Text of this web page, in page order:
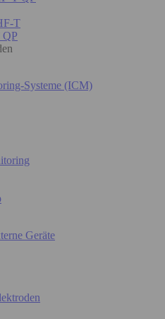
T
Systeme (ICM)
Geräte